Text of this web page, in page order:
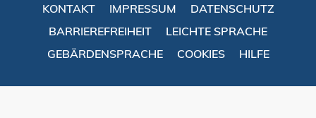
KONTAKT IMPRESSUM
DATENSCHUTZ
BARRIEREFREIHEIT
LEICHTE SPRACHE
GEBÄRDENSPRACHE
COOKIES HILFE